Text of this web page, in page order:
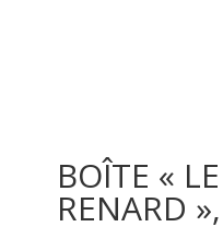
BOÎTE «
RENARD